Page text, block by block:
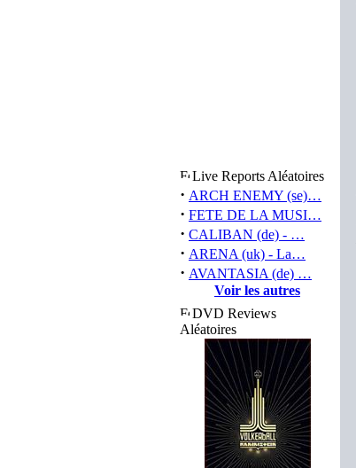
Live Reports Aléatoires
· ARCH ENEMY (se)…
· FETE DE LA MUSI…
· CALIBAN (de) - …
· ARENA (uk) - La…
· AVANTASIA (de) …
Voir les autres
DVD Reviews
Aléatoires